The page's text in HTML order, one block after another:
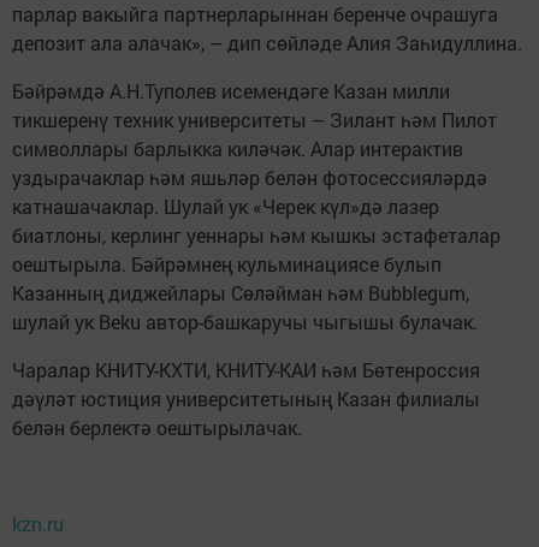
парлар вакыйга партнерларыннан беренче очрашуга
депозит ала алачак», – дип сөйләде Алия Заһидуллина.
Бәйрәмдә А.Н.Туполев исемендәге Казан милли
тикшеренү техник университеты – Зилант һәм Пилот
символлары барлыкка киләчәк. Алар интерактив
уздырачаклар һәм яшьләр белән фотосессияләрдә
катнашачаклар. Шулай ук «Черек күл»дә лазер
биатлоны, керлинг уеннары һәм кышкы эстафеталар
оештырыла. Бәйрәмнең кульминациясе булып
Казанның диджейлары Сөләйман һәм Bubblegum,
шулай ук Beku автор-башкаручы чыгышы булачак.
Чаралар КНИТУ-КХТИ, КНИТУ-КАИ һәм Бөтенроссия
дәүләт юстиция университетының Казан филиалы
белән берлектә оештырылачак.
kzn.ru